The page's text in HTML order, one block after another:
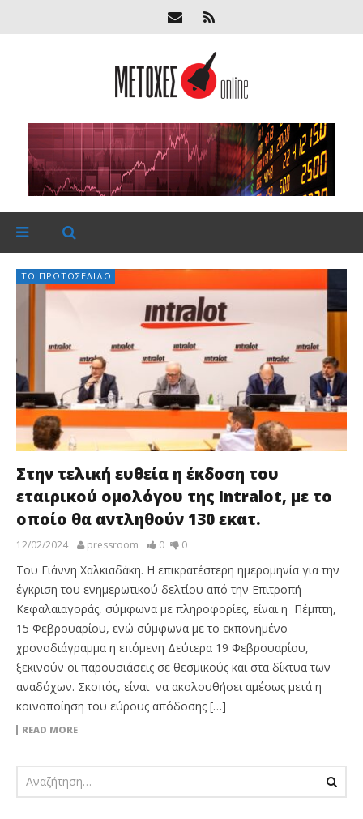
ΤΟ ΠΡΩΤΟΣΈΛΙΔΟ
Στην τελική ευθεία η έκδοση του
εταιρικού ομολόγου της Intralot, με το
οποίο θα αντληθούν 130 εκατ.
12/02/2024 pressroom 0 0
Του Γιάννη Χαλκιαδάκη. Η επικρατέστερη ημερομηνία για την
έγκριση του ενημερωτικού δελτίου από την Επιτροπή
Κεφαλαιαγοράς, σύμφωνα με πληροφορίες, είναι η Πέμπτη,
15 Φεβρουαρίου, ενώ σύμφωνα με το εκπονημένο
χρονοδιάγραμμα η επόμενη Δεύτερα 19 Φεβρουαρίου,
ξεκινούν οι παρουσιάσεις σε θεσμικούς και στα δίκτυα των
αναδόχων. Σκοπός, είναι να ακολουθήσει αμέσως μετά η
κοινοποίηση του εύρους απόδοσης […]
READ MORE